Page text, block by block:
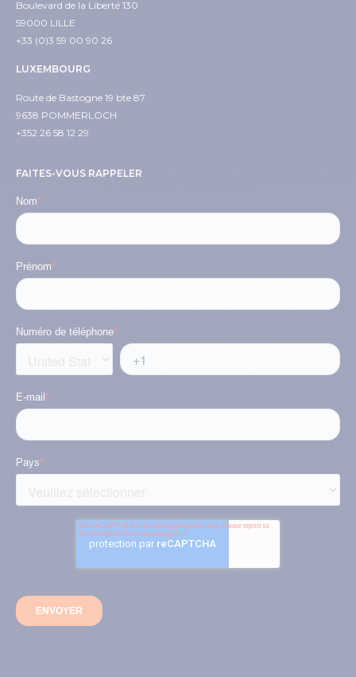
Boulevard de la Liberté 130
59000 LILLE
+33 (0)3 59 00 90 26
LUXEMBOURG
Route de Bastogne 19 bte 87
9638 POMMERLOCH
+352 26 58 12 29
FAITES-VOUS RAPPELER
Nom*
Prénom*
Numéro de téléphone*
E-mail *
Pays*